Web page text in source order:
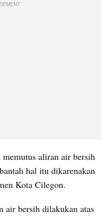
aliran air bersih
hal itu dikarenakan
Kota Cilegon.
air bersih dilakukan atas